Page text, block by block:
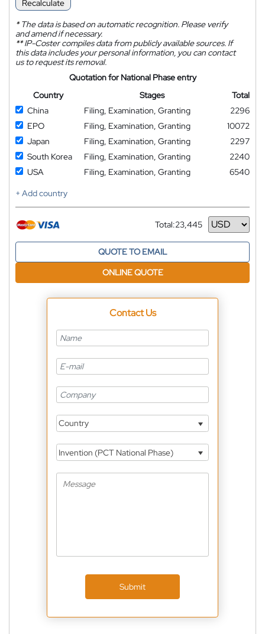
Recalculate
*The data is based on automatic recognition. Please verify
and amend if necessary.
**IP-Coster compiles data from publicly available sources. If
this data includes your personal information, you can contact
us to request its removal.
Quotation for National Phase entry
Country
Stages
Total
China
Filing, Examination, Granting
2296
EPO
Filing, Examination, Granting
10072
Japan
Filing, Examination, Granting
2297
South Korea
Filing, Examination, Granting
2240
USA
Filing, Examination, Granting
6540
+ Add country
Total:23,445
Currency
QUOTE TO EMAIL
ONLINE QUOTE
Contact Us
Country
Invention (PCT National Phase)
Submit